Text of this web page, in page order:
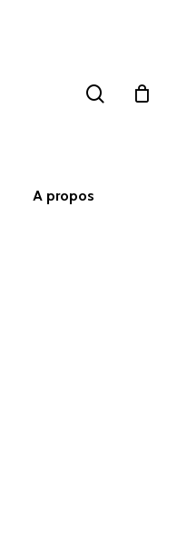
A propos